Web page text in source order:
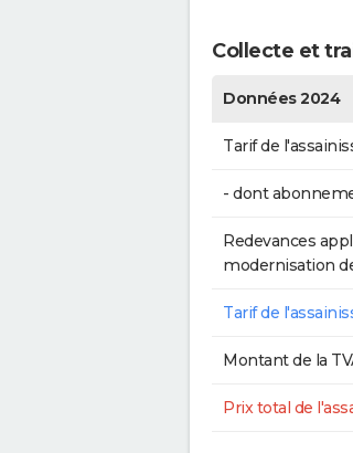
Collecte et
Données 2024
Tarif de
- dont
Redevances
modernisation
Tarif de
Montant de la
Prix total de